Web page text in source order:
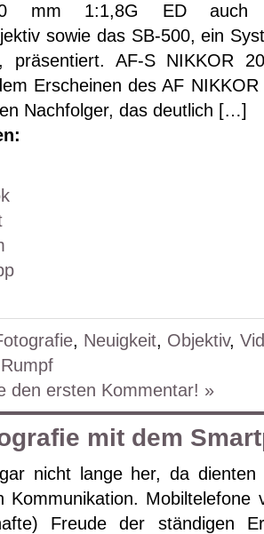
mm 1:1,8G ED auch
sowie das SB-500, ein
präsentiert. AF-S NIKKOR
Erscheinen des AF
Nachfolger, das deutlich […]
, Neuigkeit, Objektiv,
den ersten Kommentar! »
mit dem
nicht lange her, da dienten
Kommunikation. Mobiltelefone
Freude der ständigen